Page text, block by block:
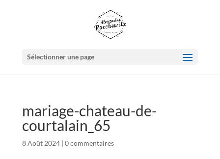
Sélectionner une page
mariage-chateau-de-
courtalain_65
8 Août 2024| 0 commentaires